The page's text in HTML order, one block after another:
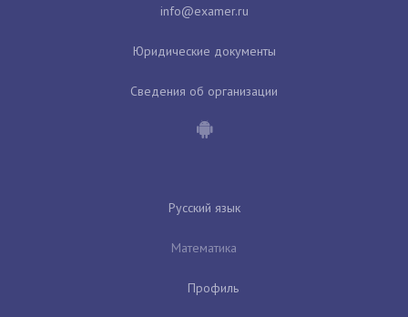
Юридические документы
Сведения об организации
Русский язык
Математика
Профиль